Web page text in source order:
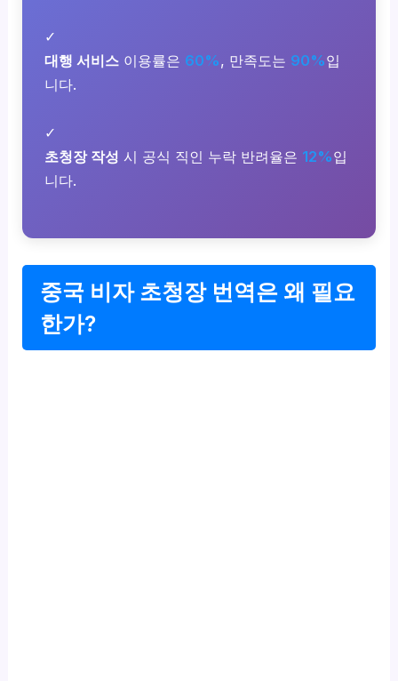
✓
대행 서비스 이용률은 60%, 만족도는 90%입
니다.
✓
초청장 작성 시 공식 직인 누락 반려율은 12%입
니다.
중국 비자 초청장 번역은 왜 필요
한가?